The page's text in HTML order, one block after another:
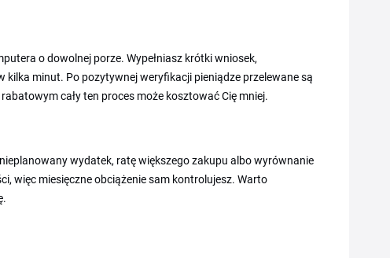
o dowolnej porze. Wypełniasz krótki wniosek,
minut. Po pozytywnej weryfikacji pieniądze przelewane są
cały ten proces może kosztować Cię mniej.
wydatek, ratę większego zakupu albo wyrównanie
więc miesięczne obciążenie sam kontrolujesz. Warto